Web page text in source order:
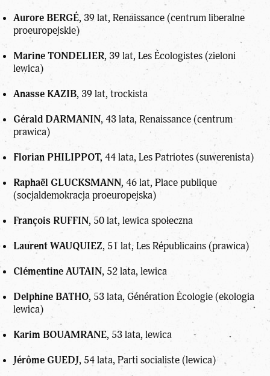
Aurore BERGÉ, 39 lat, Renaissance (centrum liberalne
proeuropejskie)
Marine TONDELIER, 39 lat, Les Écologistes (zieloni
lewica)
Anasse KAZIB, 39 lat, trockista
Gérald DARMANIN, 43 lata, Renaissance (centrum
prawica)
Florian PHILIPPOT, 44 lata, Les Patriotes (suwerenista)
Raphaël GLUCKSMANN, 46 lat, Place publique
(socjaldemokracja proeuropejska)
François RUFFIN, 50 lat, lewica społeczna
Laurent WAUQUIEZ, 51 lat, Les Républicains (prawica)
Clémentine AUTAIN, 52 lata, lewica
Delphine BATHO, 53 lata, Génération Écologie (ekologia
lewica)
Karim BOUAMRANE, 53 lata, lewica
Jérôme GUEDJ, 54 lata, Parti socialiste (lewica)